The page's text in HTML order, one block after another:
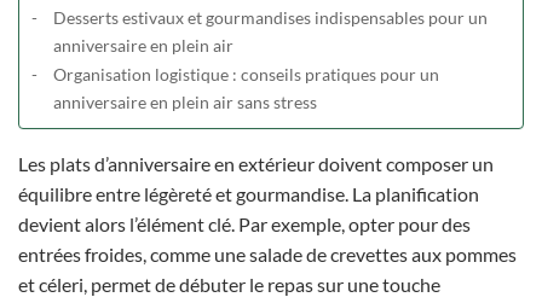
Desserts estivaux et gourmandises indispensables pour un
anniversaire en plein air
Organisation logistique : conseils pratiques pour un
anniversaire en plein air sans stress
Les plats d’anniversaire en extérieur doivent composer un
équilibre entre légèreté et gourmandise. La planification
devient alors l’élément clé. Par exemple, opter pour des
entrées froides, comme une salade de crevettes aux pommes
et céleri, permet de débuter le repas sur une touche